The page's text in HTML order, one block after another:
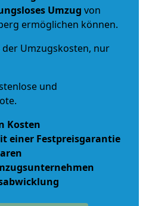
Umzug von
ermöglichen können.
der Umzugskosten, nur
und
Kosten
einer Festpreisgarantie